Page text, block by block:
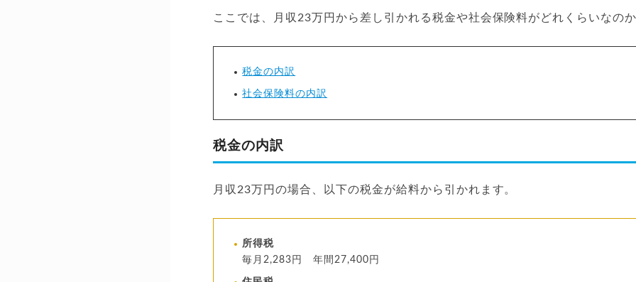
ここでは、月収23万円から差し引かれる税金や社会保険料がどれくらいなのか
税金の内訳
社会保険料の内訳
税金の内訳
月収23万円の場合、以下の税金が給料から引かれます。
所得税
毎月2,283円 年間27,400円